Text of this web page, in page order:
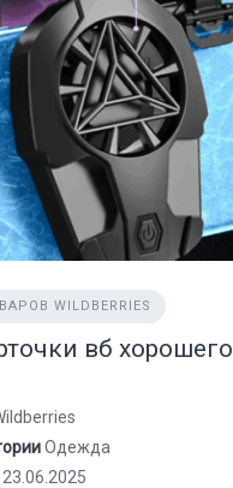
WILDBERRIES
вб хорошего
Одежда
23.06.2025